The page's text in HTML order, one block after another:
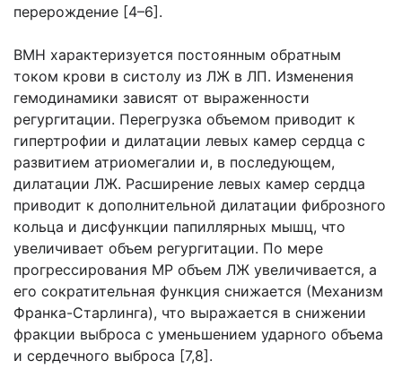
перерождение [4–6].
ВМН характеризуется постоянным обратным
током крови в систолу из ЛЖ в ЛП. Изменения
гемодинамики зависят от выраженности
регургитации. Перегрузка объемом приводит к
гипертрофии и дилатации левых камер сердца с
развитием атриомегалии и, в последующем,
дилатации ЛЖ. Расширение левых камер сердца
приводит к дополнительной дилатации фиброзного
кольца и дисфункции папиллярных мышц, что
увеличивает объем регургитации. По мере
прогрессирования МР объем ЛЖ увеличивается, а
его сократительная функция снижается (Механизм
Франка-Старлинга), что выражается в снижении
фракции выброса с уменьшением ударного объема
и сердечного выброса [7,8].